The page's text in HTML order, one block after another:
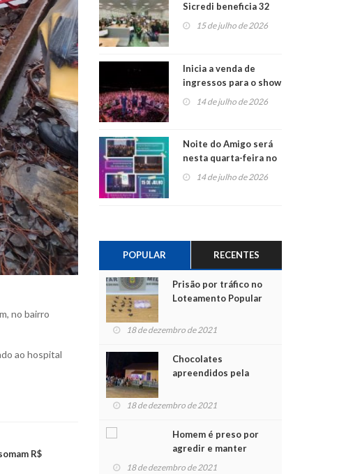
no bairro
ao hospital
R$
Sicredi beneficia 32
projetos em
15 de julho de 2026
Inicia a venda de
ingressos para o show
do Jota Quest nos 45
anos da Sicredi Ouro
14 de julho de 2026
Noite do Amigo será
nesta quarta-feira no
Centro de Cultura de
14 de julho de 2026
POPULAR RECENTES
Prisão por tráfico no
Loteamento Popular
18 de dezembro de 2021
Chocolates
apreendidos pela
para crianças na
18 de dezembro de 2021
Homem é preso por
agredir e manter
mulher em cárcere
18 de dezembro de 2021